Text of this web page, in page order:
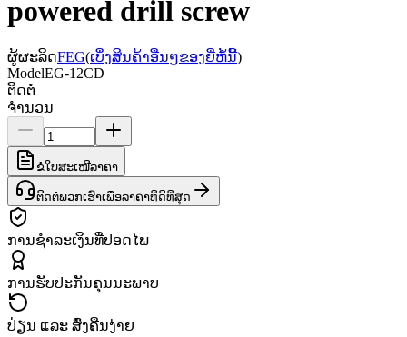
powered drill screw
ຜູ້ຜະລິດFEG(ເບິ່ງສິນຄ້າອື່ນໆຂອງຍີ່ຫໍ້ນີ້)
ModelEG-12CD
ຕິດຕໍ່
ຈຳນວນ
ຂໍໃບສະເໜີລາຄາ
ຕິດຕໍ່ພວກເຮົາເພື່ອລາຄາທີ່ດີທີ່ສຸດ
ການຊຳລະເງິນທີ່ປອດໄພ
ການຮັບປະກັນຄຸນນະພາບ
ປ່ຽນ ແລະ ສົ່ງຄືນງ່າຍ